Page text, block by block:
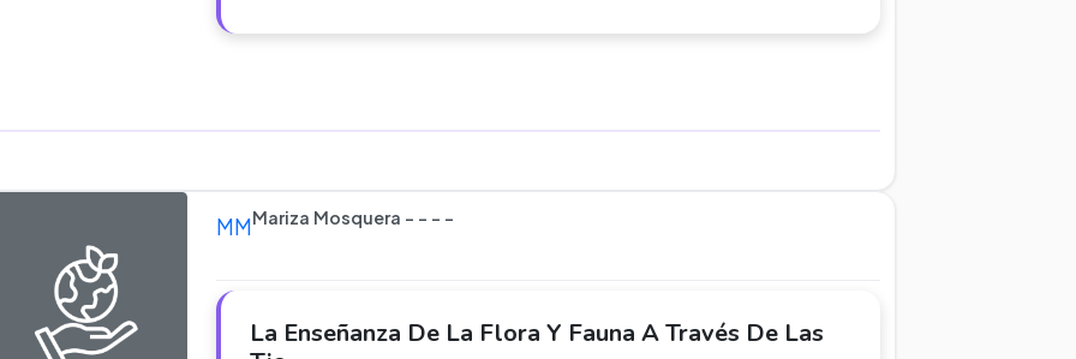
MMMariza Mosquera - - - -
La Enseñanza De La Flora Y Fauna A Través De Las